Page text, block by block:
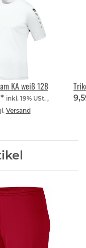
KA weiß 128
* inkl. 19% USt. ,
Versand